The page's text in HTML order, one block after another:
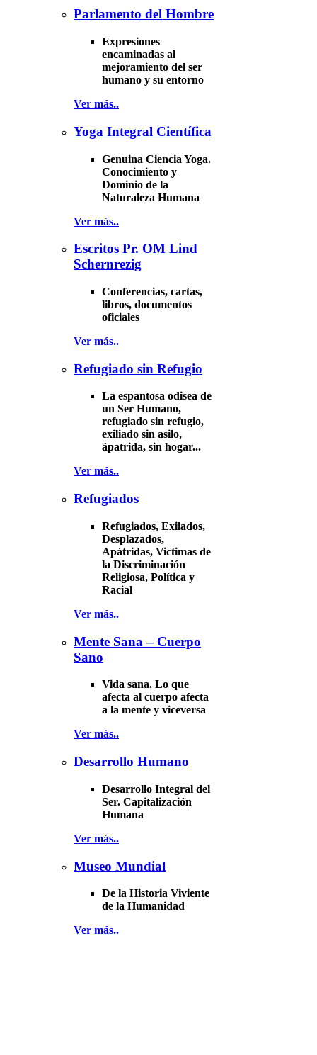
Parlamento del Hombre
Expresiones
encaminadas al
mejoramiento del ser
humano y su entorno
Ver más..
Yoga Integral Científica
Genuina Ciencia Yoga.
Conocimiento y
Dominio de la
Naturaleza Humana
Ver más..
Escritos Pr. OM Lind
Schernrezig
Conferencias, cartas,
libros, documentos
oficiales
Ver más..
Refugiado sin Refugio
La espantosa odisea de
un Ser Humano,
refugiado sin refugio,
exiliado sin asilo,
ápatrida, sin hogar...
Ver más..
Refugiados
Refugiados, Exilados,
Desplazados,
Apátridas, Victimas de
la Discriminación
Religiosa, Política y
Racial
Ver más..
Mente Sana – Cuerpo
Sano
Vida sana. Lo que
afecta al cuerpo afecta
a la mente y viceversa
Ver más..
Desarrollo Humano
Desarrollo Integral del
Ser. Capitalización
Humana
Ver más..
Museo Mundial
De la Historia Viviente
de la Humanidad
Ver más..